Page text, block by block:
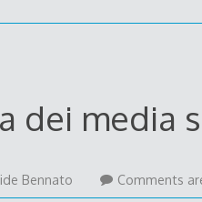
dei media
Bennato Comments